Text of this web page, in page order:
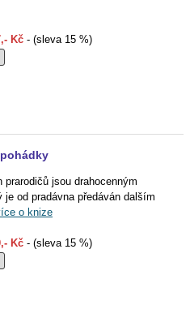
Kč - (sleva 15 %)
prarodičů jsou drahocenným
je od pradávna předáván dalším
o knize
Kč - (sleva 15 %)